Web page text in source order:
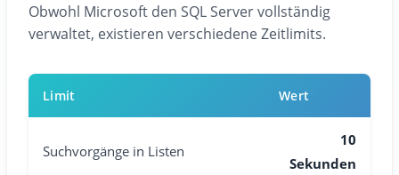
Obwohl Microsoft den SQL Server vollständig
verwaltet, existieren verschiedene Zeitlimits.
Limit Wert
Suchvorgänge in Listen
10
Sekunden